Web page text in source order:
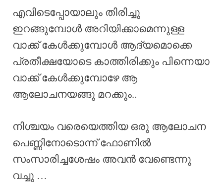
എവിടെപ്പോയാലും തിരിച്ചു
ഇറങ്ങുമ്പോൾ അറിയിക്കാമെന്നുള്ള
വാക്ക് കേൾക്കുമ്പോൾ ആദ്യമൊക്കെ
പ്രതീക്ഷയോടെ കാത്തിരിക്കും പിന്നെയാ
വാക്ക് കേൾക്കുമ്പോഴേ ആ
ആലോചനയങ്ങു മറക്കും..
നിശ്ചയം വരെയെത്തിയ ഒരു ആലോചന
പെണ്ണിനോടൊന്ന് ഫോണിൽ
സംസാരിച്ചശേഷം അവൻ വേണ്ടെന്നു
വച്ചു …